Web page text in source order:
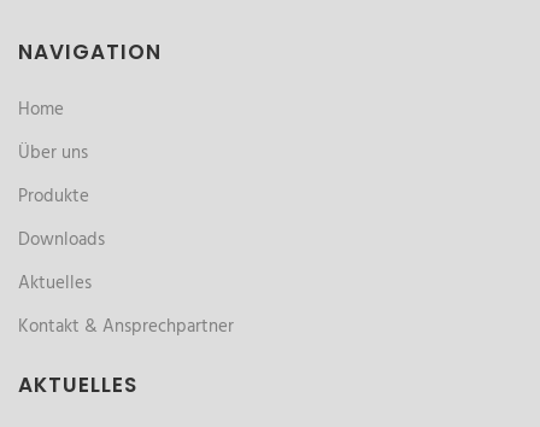
NAVIGATION
Home
Über uns
Produkte
Downloads
Aktuelles
Kontakt & Ansprechpartner
AKTUELLES